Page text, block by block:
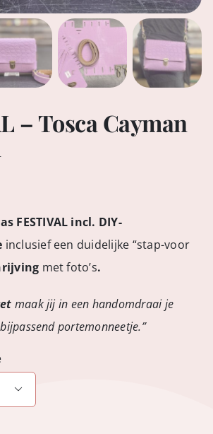
– Tosca Cayman
FESTIVAL incl. DIY-
inclusief een duidelijke “stap-voor
met foto’s.
maak jij in een handomdraai je
portemonneetje.”
